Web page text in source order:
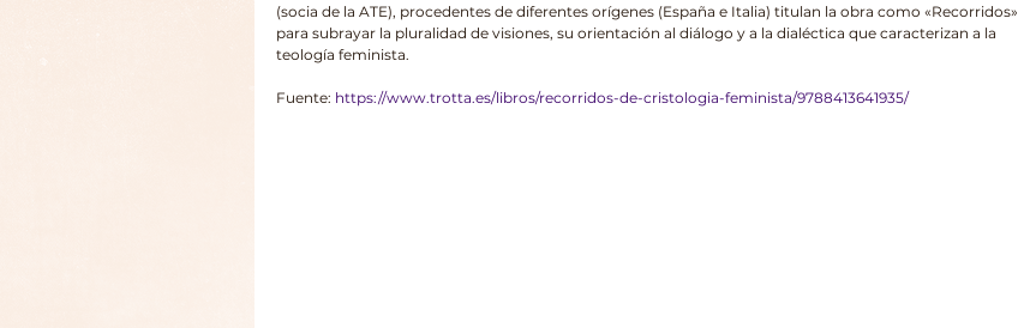
(socia de la ATE), procedentes de diferentes orígenes (España e Italia) titulan la obra como «Recorridos»
para subrayar la pluralidad de visiones, su orientación al diálogo y a la dialéctica que caracterizan a la
teología feminista.
Fuente: https://www.trotta.es/libros/recorridos-de-cristologia-feminista/9788413641935/